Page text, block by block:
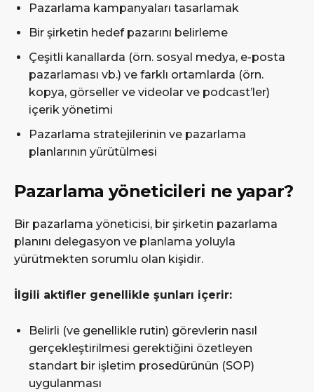
Pazarlama kampanyaları tasarlamak
Bir şirketin hedef pazarını belirleme
Çeşitli kanallarda (örn. sosyal medya, e-posta
pazarlaması vb.) ve farklı ortamlarda (örn.
kopya, görseller ve videolar ve podcast’ler)
içerik yönetimi
Pazarlama stratejilerinin ve pazarlama
planlarının yürütülmesi
Pazarlama yöneticileri ne yapar?
Bir pazarlama yöneticisi, bir şirketin pazarlama
planını delegasyon ve planlama yoluyla
yürütmekten sorumlu olan kişidir.
İlgili aktifler genellikle şunları içerir:
Belirli (ve genellikle rutin) görevlerin nasıl
gerçekleştirilmesi gerektiğini özetleyen
standart bir işletim prosedürünün (SOP)
uygulanması